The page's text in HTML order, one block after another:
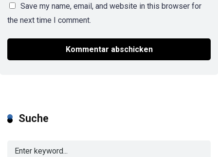
Save my name, email, and website in this browser for
the next time I comment.
Suche